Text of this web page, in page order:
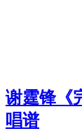
谢霆锋《
唱谱